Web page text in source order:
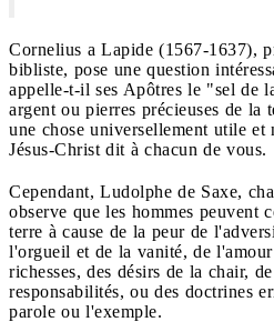
Cornelius a Lapide (1567-1637),
bibliste, pose une question
appelle-t-il ses Apôtres le "sel de
argent ou pierres précieuses de la
une chose universellement utile et
Jésus-Christ dit à chacun de vous.
Cependant, Ludolphe de Saxe,
observe que les hommes peuvent
terre à cause de la peur de
l'orgueil et de la vanité, de
richesses, des désirs de la chair,
responsabilités, ou des doctrines
parole ou l'exemple.